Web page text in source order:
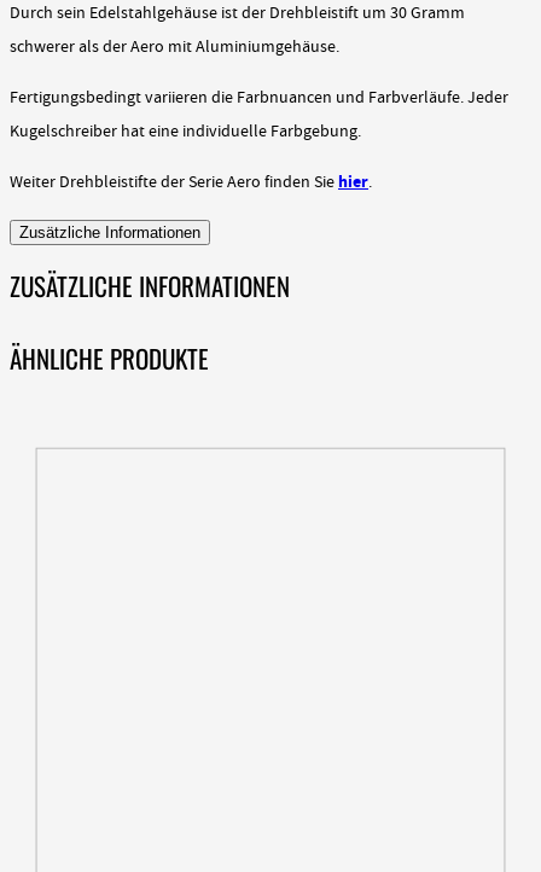
Durch sein Edelstahlgehäuse ist der Drehbleistift um 30 Gramm
schwerer als der Aero mit Aluminiumgehäuse.
Fertigungsbedingt variieren die Farbnuancen und Farbverläufe. Jeder
Kugelschreiber hat eine individuelle Farbgebung.
Weiter Drehbleistifte der Serie Aero finden Sie hier.
Zusätzliche Informationen
ZUSÄTZLICHE INFORMATIONEN
ÄHNLICHE PRODUKTE